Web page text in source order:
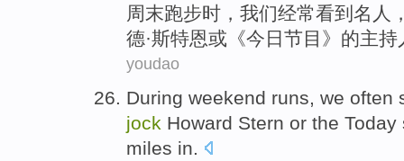
周末跑步时 ， 我们经常看到 名人
德·斯特恩或 《今日 节目》的主持
youdao
During weekend runs, we often
jock Howard Stern or the Today
miles in.